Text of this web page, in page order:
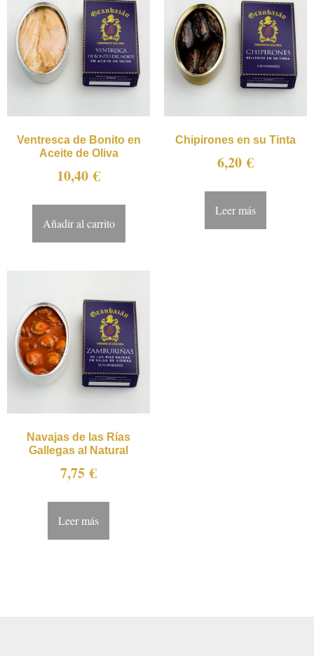
Ventresca de Bonito en
Aceite de Oliva
10,40€
Añadir al carrito
Chipirones en su Tinta
6,20€
Leer más
Navajas de las Rías
Gallegas al Natural
7,75€
Leer más